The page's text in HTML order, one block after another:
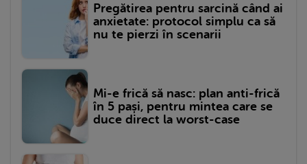
Pregătirea pentru sarcină când ai
anxietate: protocol simplu ca să
nu te pierzi în scenarii
Mi-e frică să nasc: plan anti-frică
în 5 pași, pentru mintea care se
duce direct la worst-case